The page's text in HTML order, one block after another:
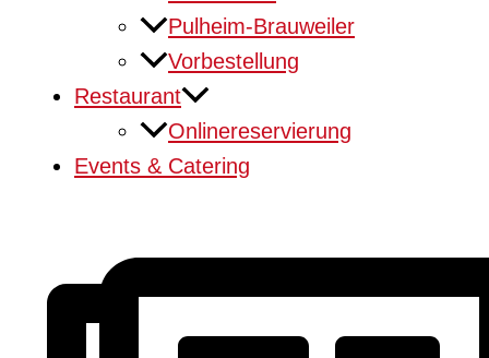
Pulheim-Brauweiler
Vorbestellung
Restaurant
Onlinereservierung
Events & Catering